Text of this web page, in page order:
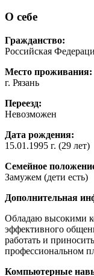
О себе
Гражданство:
Российская
Место проживания:
г. Рязань
Переезд:
Невозможен
Дата рождения:
15.01.1995 г. (29 лет)
Семейное
Замужем (дети есть)
Дополнительная
Обладаю высокими
эффективного
работать и
профессиональном
Компьютерные